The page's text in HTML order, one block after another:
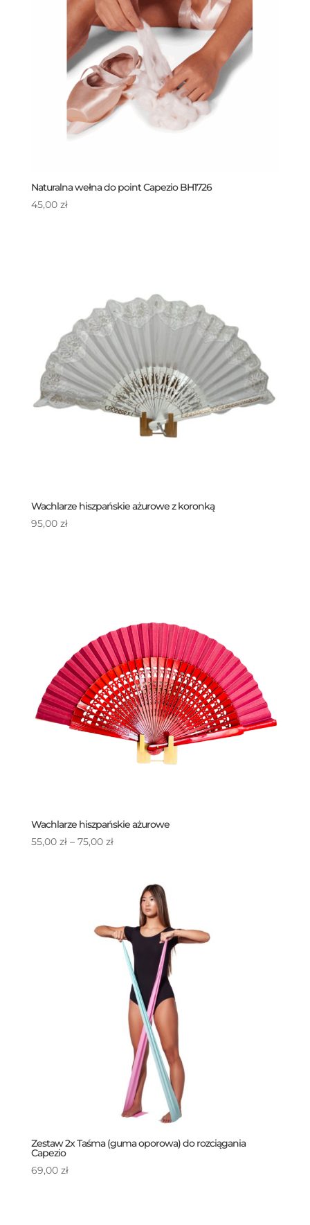
Naturalna wełna do point Capezio BH1726
45,00 zł
Wachlarze hiszpańskie ażurowe z koronką
95,00 zł
Wachlarze hiszpańskie ażurowe
55,00 zł – 75,00 złZakres
55,00 zł
75,00 zł
Zestaw 2x Taśma (guma oporowa) do rozciągania
Capezio
69,00 zł